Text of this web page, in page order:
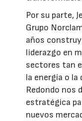
Por su parte,
Grupo
años
liderazgo en
sectores tan
la energía o la
Redondo nos
estratégica
nuevos